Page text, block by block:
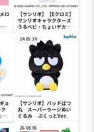
ロ
【サンリオ】【Eクロミ】
サンリオキャラクターズ
うるベビ・ちょいデカド
ョ
い
24.05.30
【サンリオ】バッドばつ
丸 スーパーラージぬい
ぐるみ ぷくっとVer.
26.08.05